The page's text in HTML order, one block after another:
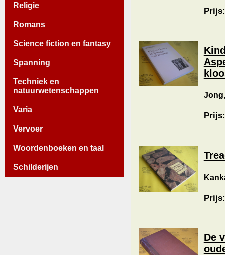
Religie
Romans
Science fiction en fantasy
Spanning
Techniek en
natuurwetenschappen
Varia
Vervoer
Woordenboeken en taal
Schilderijen
De